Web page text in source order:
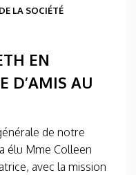
LA SOCIÉTÉ
EN
D’AMIS AU
de notre
élu Mme Colleen
avec la mission